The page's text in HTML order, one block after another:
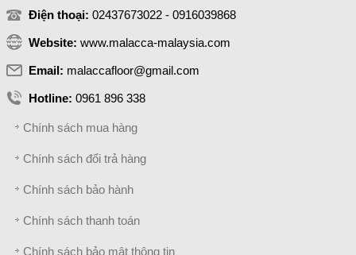
Điện thoại: 02437673022 - 0916039868
Website: www.malacca-malaysia.com
Email: malaccafloor@gmail.com
Hotline: 0961 896 338
Chính sách mua hàng
Chính sách đổi trả hàng
Chính sách bảo hành
Chính sách thanh toán
Chính sách bảo mật thông tin